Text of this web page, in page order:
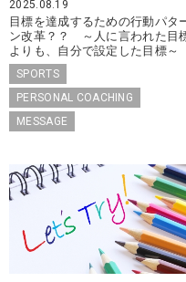
2025.08.19
目標を達成するための行動パタ
ン改革？？ ～人に言われた目
よりも、自分で設定した目標～
SPORTS
PERSONAL COACHING
MESSAGE